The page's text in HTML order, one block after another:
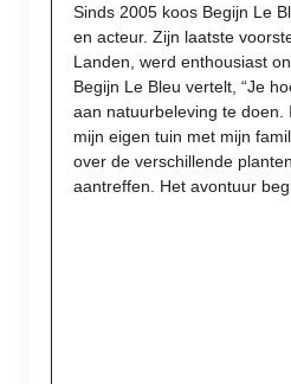
Sinds 2005 koos Begijn Le
en acteur. Zijn laatste
Landen, werd enthousiast
Begijn Le Bleu vertelt, “Je
aan natuurbeleving te doen.
mijn eigen tuin met mijn
over de verschillende
aantreffen. Het avontuur